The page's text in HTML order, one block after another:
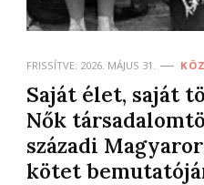
FRISSÍTVE: 2026. MÁJUS 31.
Saját élet, saját
Nők
századi
kötet